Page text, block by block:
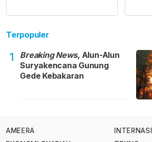
Terpopuler
1 Breaking News, Alun-Alun
Suryakencana Gunung
Gede Kebakaran
AMEERA